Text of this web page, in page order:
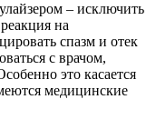
– исключить
на
спазм и отек
с врачом,
это касается
медицинские